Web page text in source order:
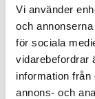
Vi använder
och
för sociala
vidarebefordrar
information från
annons- och
karakter faste
og fri for giftige
polyester, nylon,
skal være hånd
Fortælle